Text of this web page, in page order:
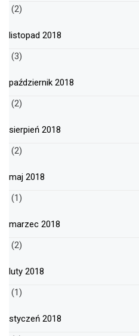
(2)
listopad 2018
(3)
październik 2018
(2)
sierpień 2018
(2)
maj 2018
(1)
marzec 2018
(2)
luty 2018
(1)
styczeń 2018